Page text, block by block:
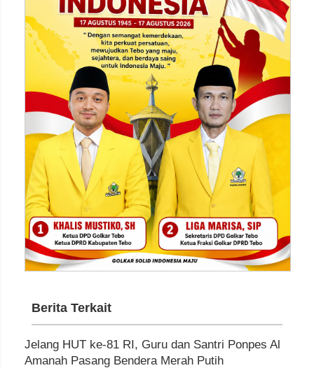
Berita Terkait
Jelang HUT ke-81 RI, Guru dan Santri Ponpes Al
Amanah Pasang Bendera Merah Putih